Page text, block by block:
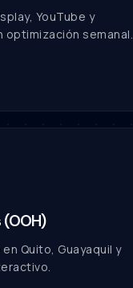
YouTube y
optimización semanal.
Quito, Guayaquil y